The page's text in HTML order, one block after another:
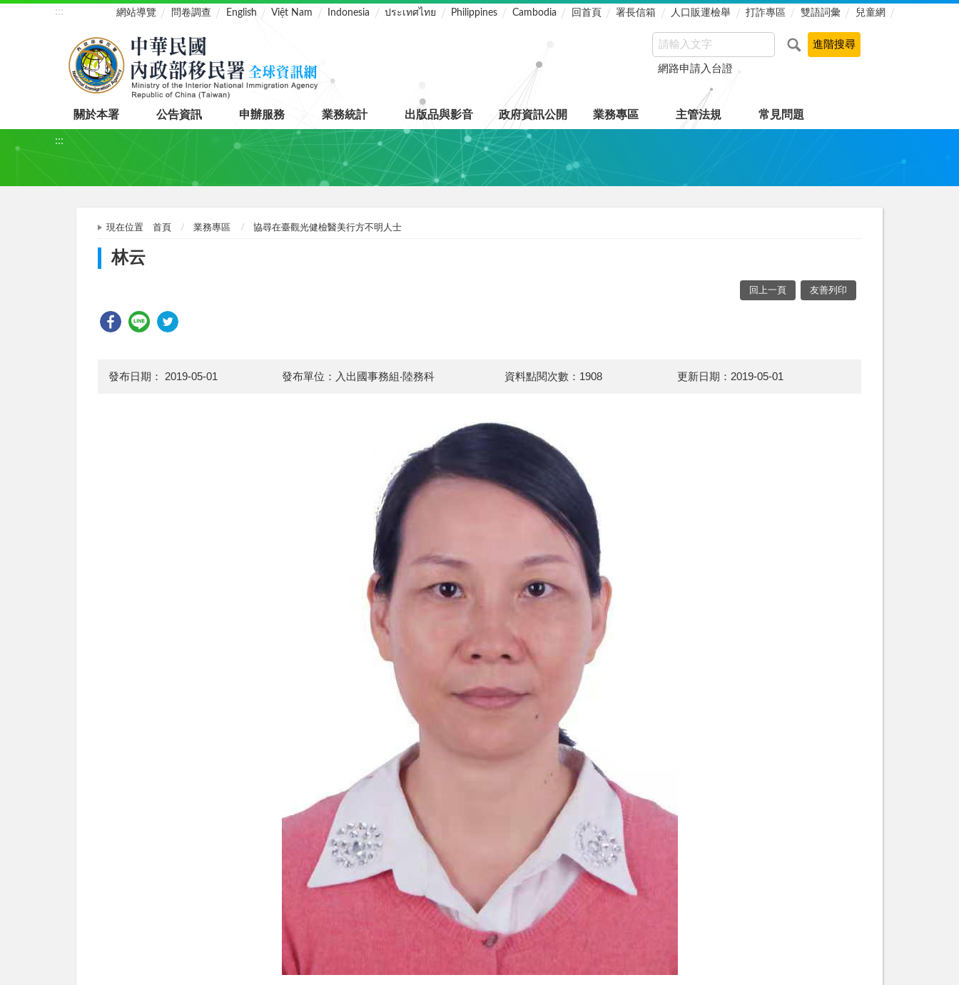
::: 網站導覽 問卷調查 English Việt Nam Indonesia ประเทศไทย Philippines Cambodia 回首頁 署長信箱 人口販運檢舉 打詐專區 雙語詞彙 兒童網
網路申請入台證
關於本署 公告資訊 申辦服務 業務統計 出版品與影音 政府資訊公開 業務專區 主管法規 常見問題
:::
現在位置 首頁 業務專區 協尋在臺觀光健檢醫美行方不明人士
林云
回上一頁 友善列印
發布日期： 2019-05-01 發布單位：入出國事務組‧陸務科 資料點閱次數：1908 更新日期：2019-05-01